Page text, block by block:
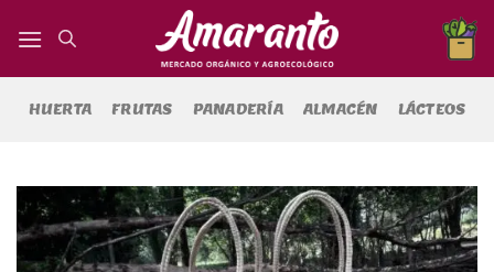
HUERTA FRUTAS PANADERÍA ALMACÉN LÁCTEOS